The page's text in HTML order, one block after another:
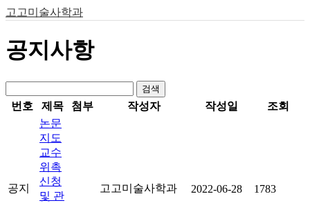
고고미술사학과
공지사항
검색
번호 제목 첨부 작성자 작성일 조회
공지
논문
지도
교수
위촉
신청
및 관
고고미술사학과 2022-06-28 1783